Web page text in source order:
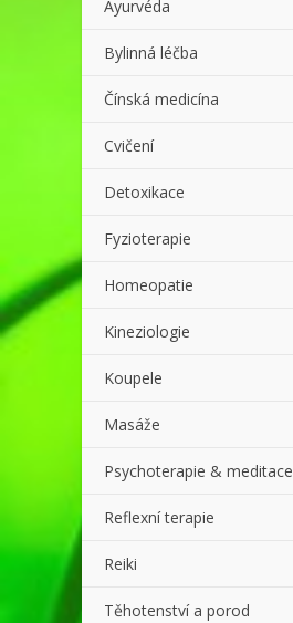
Áyurvéda
Bylinná léčba
Čínská medicína
Cvičení
Detoxikace
Fyzioterapie
Homeopatie
Kineziologie
Koupele
Masáže
Psychoterapie & meditace
Reflexní terapie
Reiki
Těhotenství a porod